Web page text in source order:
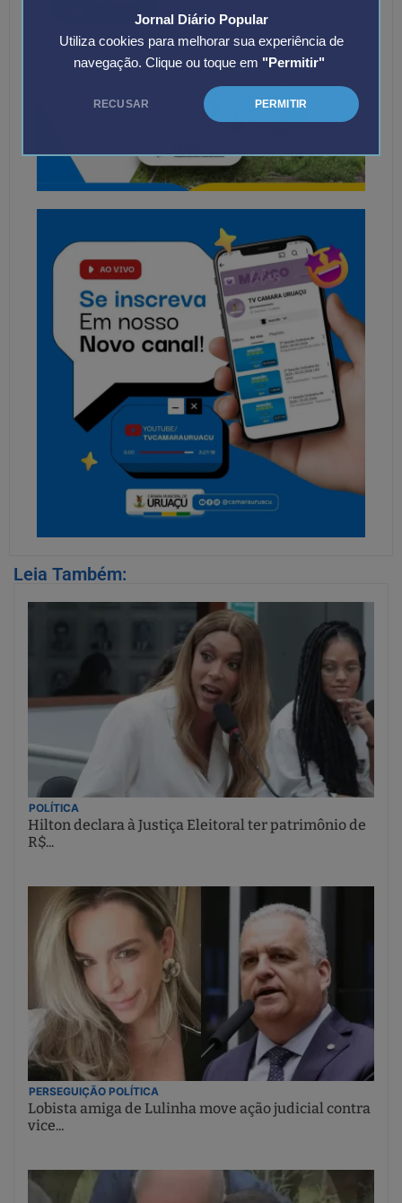
Jornal Diário Popular
Utiliza cookies para melhorar sua experiência de
navegação. Clique ou toque em "Permitir"
RECUSAR PERMITIR
Leia Também:
POLÍTICA
Hilton declara à Justiça Eleitoral ter patrimônio de
R$...
PERSEGUIÇÃO POLÍTICA
Lobista amiga de Lulinha move ação judicial contra
vice...